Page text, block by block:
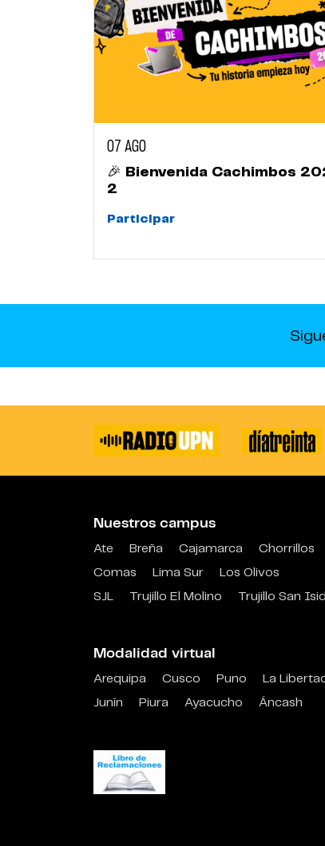
07 AGO
🎉 Bienvenida Cachimbos
2
Participar
Nuestros campus
Ate Breña Cajamarca
Chorrillos
Comas
Lima Sur
Los Olivos
SJL
Trujillo El Molino Trujillo San
Modalidad virtual
Arequipa Cusco Puno
La
Junín
Piura Ayacucho Áncash